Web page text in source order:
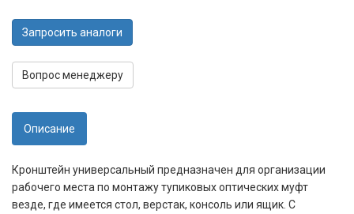
Запросить аналоги
Вопрос менеджеру
Описание
Кронштейн универсальный предназначен для организации
рабочего места по монтажу тупиковых оптических муфт
везде, где имеется стол, верстак, консоль или ящик. С